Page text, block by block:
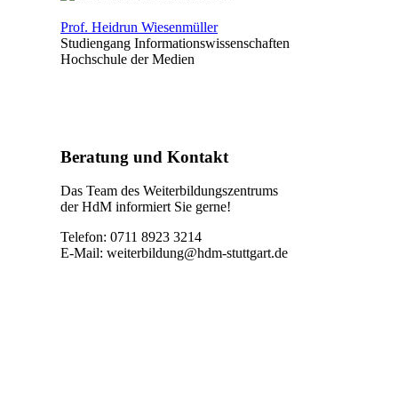
Prof. Heidrun Wiesenmüller
Studiengang Informationswissenschaften
Hochschule der Medien
Beratung und Kontakt
Das Team des Weiterbildungszentrums
der HdM informiert Sie gerne!
Telefon: 0711 8923 3214
E-Mail: weiterbildung@hdm-stuttgart.de